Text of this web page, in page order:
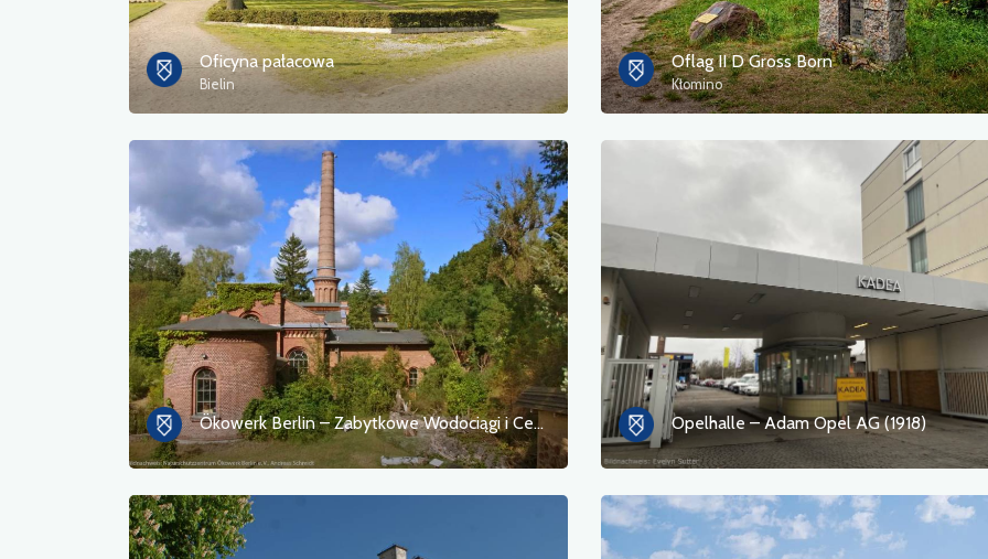
Oficyna pałacowa
Bielin
Oflag II D Gross Born
Kłomino
Ökowerk Berlin – Zabytkowe Wodociągi i Centrum Edukacji Ekologicznej Opelhalle – Adam Opel AG (1918)